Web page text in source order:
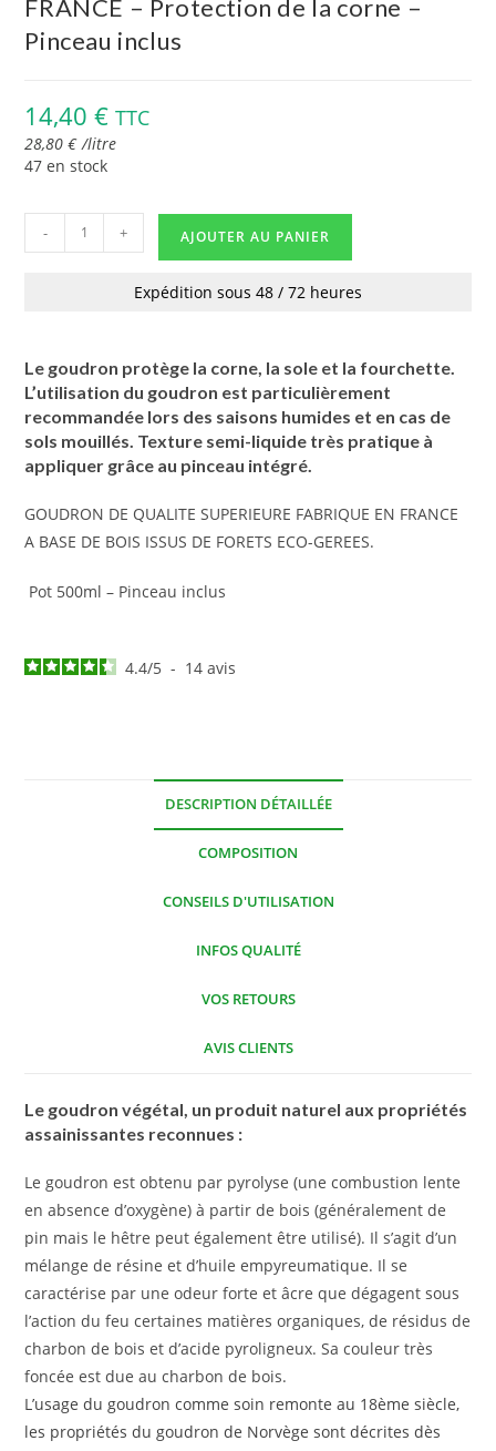
FRANCE – Protection de la corne –
Pinceau inclus
14,40€ TTC
28,80€ /litre
47 en stock
- + AJOUTER AU PANIER
Expédition sous 48 / 72 heures
Le goudron protège la corne, la sole et la fourchette.
L’utilisation du goudron est particulièrement
recommandée lors des saisons humides et en cas de
sols mouillés. Texture semi-liquide très pratique à
appliquer grâce au pinceau intégré.
GOUDRON DE QUALITE SUPERIEURE FABRIQUE EN FRANCE
A BASE DE BOIS ISSUS DE FORETS ECO-GEREES.
Pot 500ml – Pinceau inclus
4.4/5 - 14avis
DESCRIPTION DÉTAILLÉE
COMPOSITION
CONSEILS D'UTILISATION
INFOS QUALITÉ
VOS RETOURS
AVIS CLIENTS
Le goudron végétal, un produit naturel aux propriétés
assainissantes reconnues :
Le goudron est obtenu par pyrolyse (une combustion lente
en absence d’oxygène) à partir de bois (généralement de
pin mais le hêtre peut également être utilisé). Il s’agit d’un
mélange de résine et d’huile empyreumatique. Il se
caractérise par une odeur forte et âcre que dégagent sous
l’action du feu certaines matières organiques, de résidus de
charbon de bois et d’acide pyroligneux. Sa couleur très
foncée est due au charbon de bois.
L’usage du goudron comme soin remonte au 18ème siècle,
les propriétés du goudron de Norvège sont décrites dès